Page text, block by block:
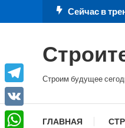
к
Сейчас в
Строим будущее
ГЛАВНАЯ
Telegram
VK